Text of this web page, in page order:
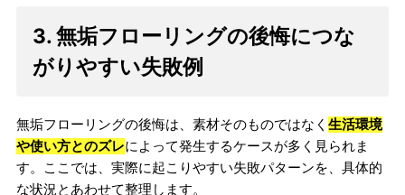
3. 無垢フローリングの後悔につな
がりやすい失敗例
無垢フローリングの後悔は、素材そのものではなく 生活環境
や使い方とのズレによって発生するケースが多く見られま
す。ここでは、実際に起こりやすい失敗パターンを、具体的
な状況とあわせて整理します。